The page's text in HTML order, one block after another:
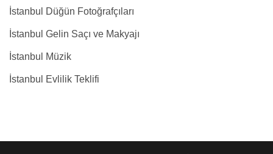
İstanbul Düğün Fotoğrafçıları
İstanbul Gelin Saçı ve Makyajı
İstanbul Müzik
İstanbul Evlilik Teklifi